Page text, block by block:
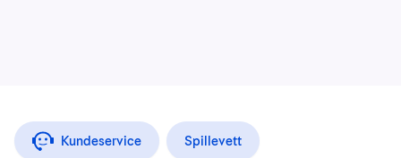
Kundeservice Spillevett